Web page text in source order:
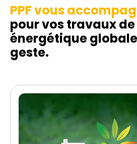
PPF vous
pour vos travaux
énergétique
geste.